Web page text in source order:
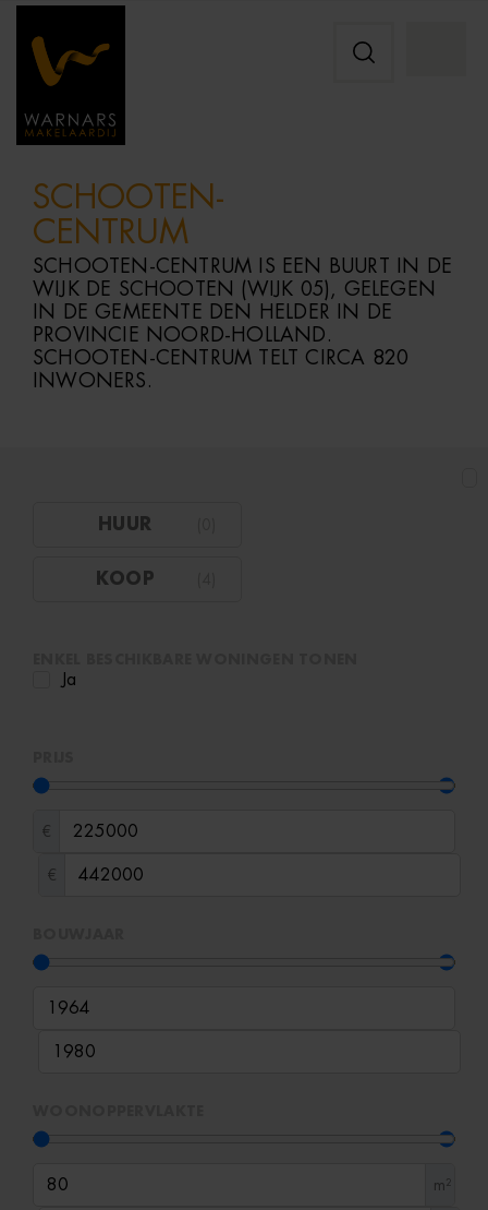
SCHOOTEN-
CENTRUM
SCHOOTEN-CENTRUM IS EEN BUURT IN
DE
WIJK
DE SCHOOTEN (WIJK 05), GELEGEN
IN
DE GEMEENTE DEN HELDER IN
DE
PROVINCIE NOORD- HOLLAND.
SCHOOTEN-CENTRUM TELT CIRCA 820
INWONERS.
HUUR
KOOP
Ja
€
€
m²